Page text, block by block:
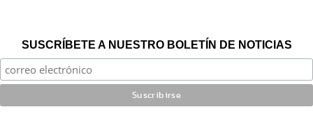
SUSCRÍBETE A NUESTRO BOLETÍN DE NOTICIAS